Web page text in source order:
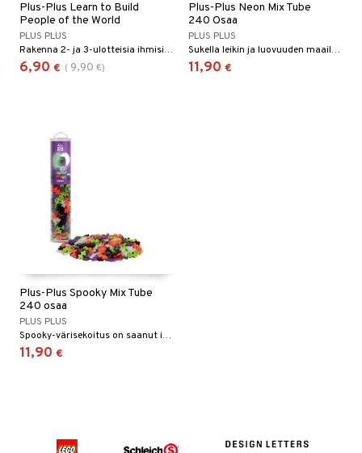
Plus-Plus Learn to Build
People of the World
PLUS PLUS
Rakenna 2- ja 3-ulotteisia ihmisiä ohjeiden avulla.
6,90 € ( 9,90 €)
Plus-Plus Neon Mix Tube
240 Osaa
PLUS PLUS
Sukella leikin ja luovuuden maailmaan Neon Värisekoituksen kanssa!
11,90 €
Plus-Plus Spooky Mix Tube
240 osaa
PLUS PLUS
Spooky-värisekoitus on saanut inspiraationsa halloweenista!
11,90 €